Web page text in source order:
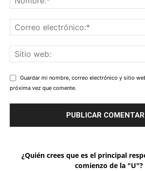
Guardar mi nombre, correo electrónico y sitio
próxima vez que comente.
¿Quién crees que es el principal
comienzo de la "U"?